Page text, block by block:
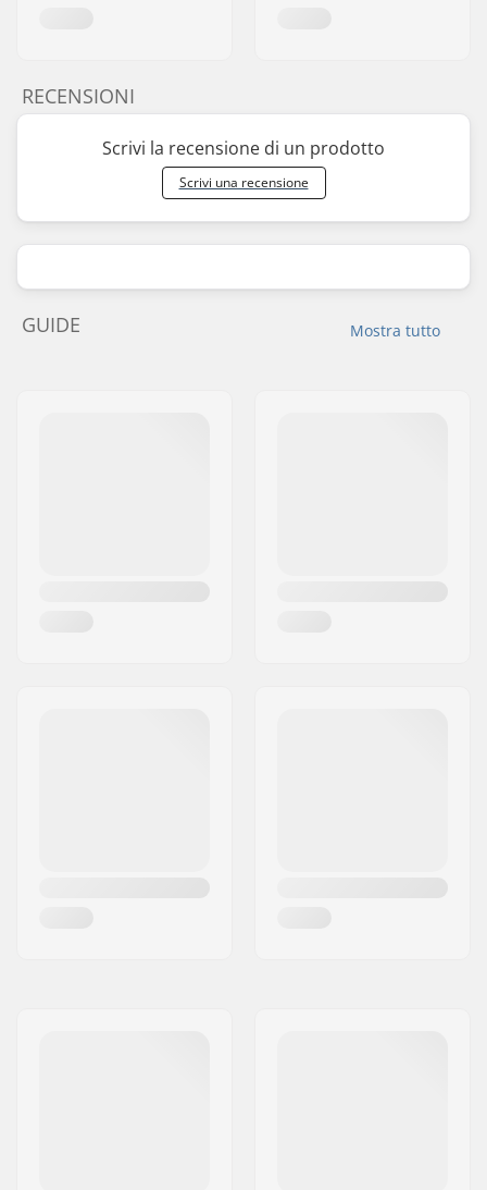
RECENSIONI
Scrivi la recensione di un prodotto
Scrivi una recensione
Mostra tutto
GUIDE